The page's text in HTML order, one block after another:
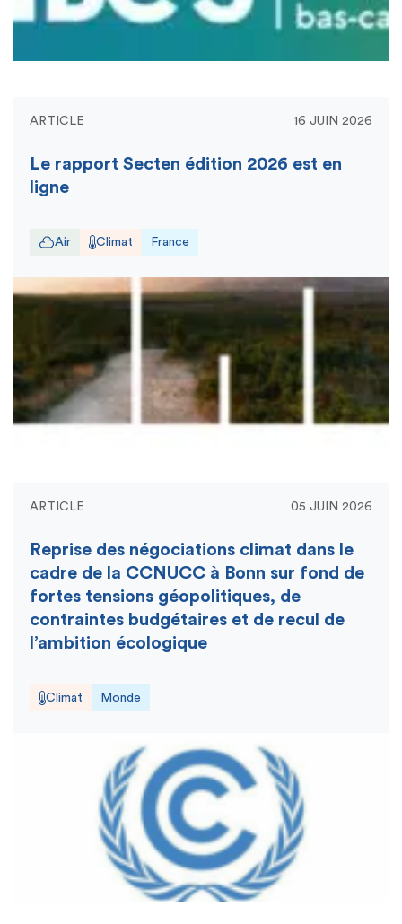
ARTICLE 16 JUIN 2026
Le rapport Secten édition 2026 est en
ligne
Air Climat France
ARTICLE 05 JUIN 2026
Reprise des négociations climat dans le
cadre de la CCNUCC à Bonn sur fond de
fortes tensions géopolitiques, de
contraintes budgétaires et de recul de
l’ambition écologique
Climat Monde